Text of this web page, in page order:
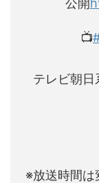
公開
📺
テレビ朝
※放送時間は